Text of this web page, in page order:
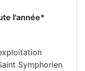
l'année*
Symphorien